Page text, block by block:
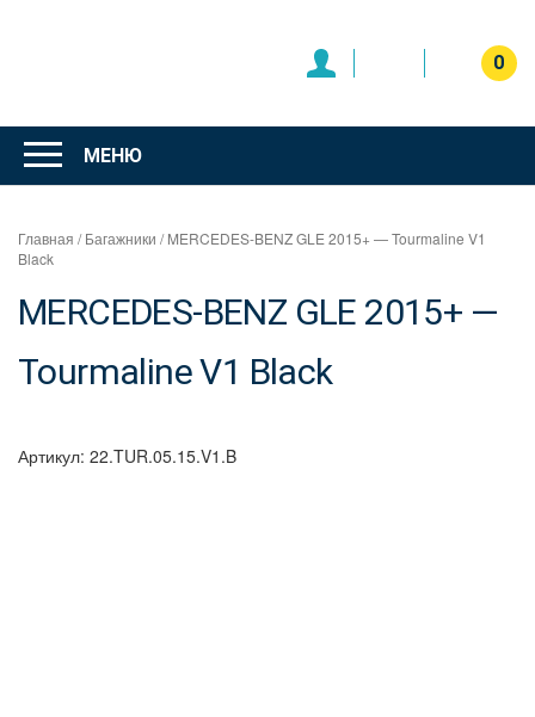
Интернет
магазин
"Can Auto"
0
МЕНЮ
Главная /Багажники / MERCEDES-BENZ GLE 2015+ — Tourmaline V1
Black
MERCEDES-BENZ GLE 2015+ —
Tourmaline V1 Black
Артикул: 22.TUR.05.15.V1.B